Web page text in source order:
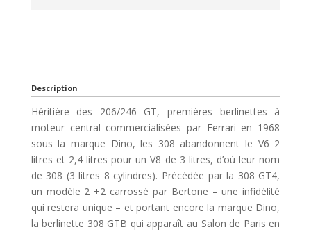
Description
Héritière des 206/246 GT, premières berlinettes à
moteur central commercialisées par Ferrari en 1968
sous la marque Dino, les 308 abandonnent le V6 2
litres et 2,4 litres pour un V8 de 3 litres, d’où leur nom
de 308 (3 litres 8 cylindres). Précédée par la 308 GT4,
un modèle 2 +2 carrossé par Bertone – une infidélité
qui restera unique – et portant encore la marque Dino,
la berlinette 308 GTB qui apparaît au Salon de Paris en